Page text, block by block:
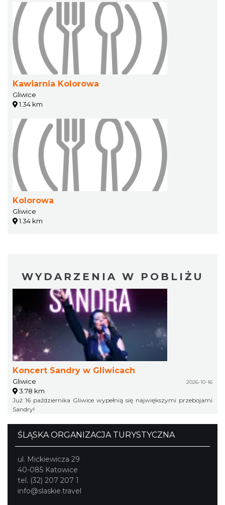
Kawiarnia Kolorowa
Gliwice
1.34 km
Kolorowa
Gliwice
1.34 km
WYDARZENIA W POBLIŻU
Koncert Sandry w Gliwicach
Gliwice 2026-10-16
3.78 km
Już 16 października Gliwice wypełnią się największymi przebojami
Sandry!
ŚLĄSKA ORGANIZACJA TURYSTYCZNA
ul. Mickiewicza 29
40-085 Katowice
tel. (32) 207 207 1
info@slaskie.travel